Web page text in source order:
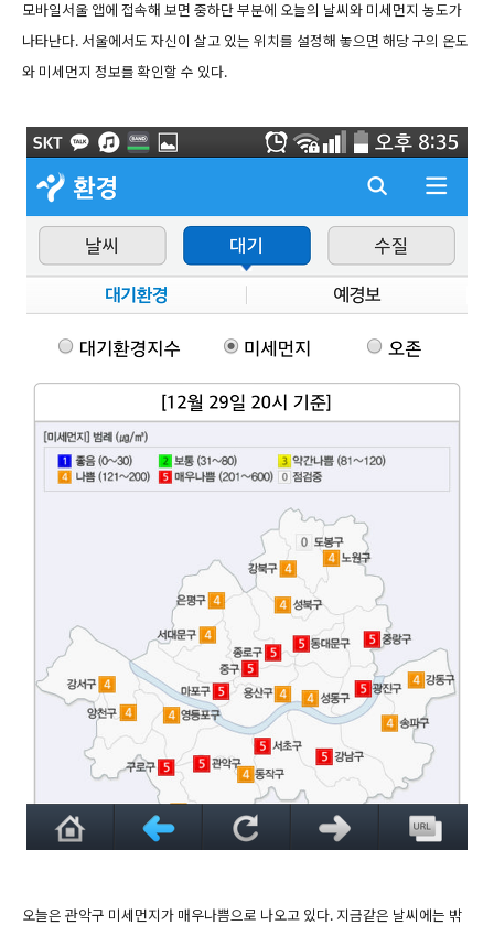
모바일서울 앱에 접속해 보면 중하단 부분에 오늘의 날씨와 미세먼지 농도가
나타난다. 서울에서도 자신이 살고 있는 위치를 설정해 놓으면 해당 구의 온도
와 미세먼지 정보를 확인할 수 있다.
오늘은 관악구 미세먼지가 매우나쁨으로 나오고 있다. 지금같은 날씨에는 밖